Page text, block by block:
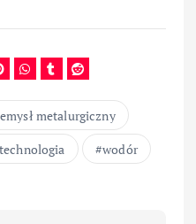
metalurgiczny
technologia wodór